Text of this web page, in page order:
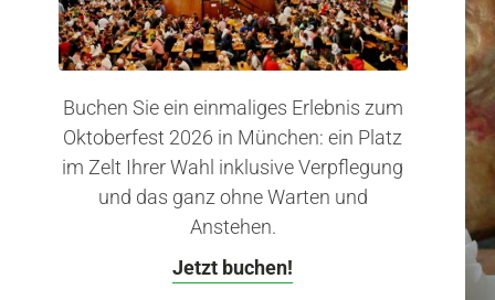
Buchen Sie ein einmaliges Erlebnis zum
Oktoberfest 2026 in München: ein Platz
im Zelt Ihrer Wahl inklusive Verpflegung
und das ganz ohne Warten und
Anstehen.
Jetzt buchen!
Geschwister Scholl
Kämpfer gegen das